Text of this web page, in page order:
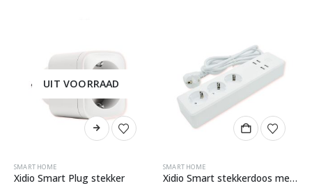
UIT VOORRAAD
SMART HOME
Xidio Smart Plug stekker
SMART HOME
Xidio Smart stekkerdoos met 4* USB poorten